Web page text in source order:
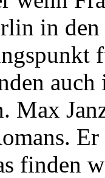
in
Max
finden